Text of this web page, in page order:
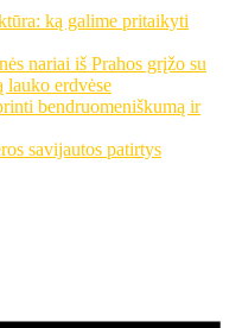
ką galime pritaikyti
nariai iš Prahos grįžo su
lauko erdvėse
bendruomeniškumą ir
savijautos patirtys